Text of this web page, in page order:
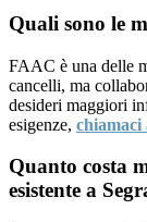
Quali sono le
FAAC è una delle
cancelli, ma
desideri maggiori
esigenze, chiamaci
Quanto costa
esistente a